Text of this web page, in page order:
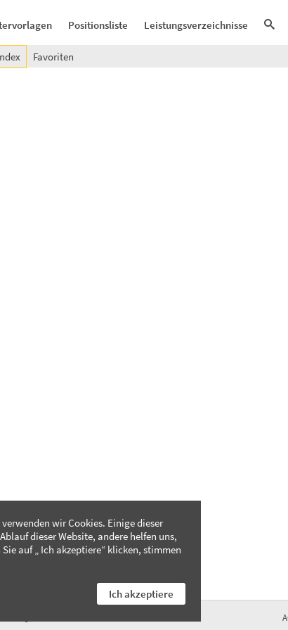
Positionsliste Leistungsverzeichnisse
Favoriten
wir Cookies. Einige dieser
dieser Website, andere helfen uns,
auf „ Ich akzeptiere“ klicken, stimmen
Ich akzeptiere